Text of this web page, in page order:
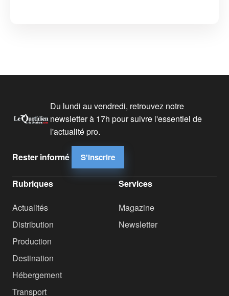
Du lundi au vendredi, retrouvez notre
newsletter à 17h pour suivre l'essentiel de
l'actualité pro.
Rester informé S'inscrire
Rubriques
Actualités
Distribution
Production
Destination
Hébergement
Transport
Services
Magazine
Newsletter